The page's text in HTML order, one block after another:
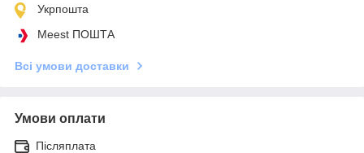
Укрпошта
Meest ПОШТА
Всі умови доставки
Умови оплати
Післяплата